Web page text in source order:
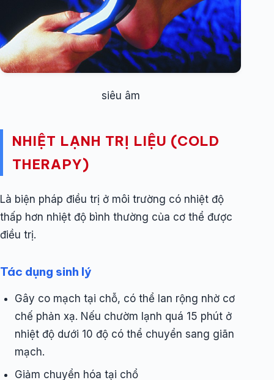
siêu âm
NHIỆT LẠNH TRỊ LIỆU (COLD
THERAPY)
Là biện pháp điều trị ở môi trường có nhiệt độ
thấp hơn nhiệt độ bình thường của cơ thể được
điều trị.
Tác dụng sinh lý
Gây co mạch tại chỗ, có thể lan rộng nhờ cơ
chế phản xạ. Nếu chườm lạnh quá 15 phút ở
nhiệt độ dưới 10 độ có thể chuyển sang giãn
mạch.
Giảm chuyển hóa tại chổ